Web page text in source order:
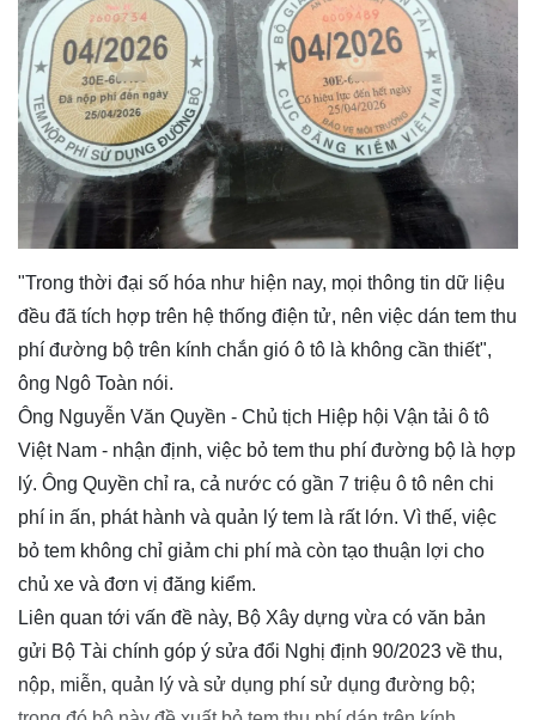
"Trong thời đại số hóa như hiện nay, mọi thông tin dữ liệu
đều đã tích hợp trên hệ thống điện tử, nên việc dán tem thu
phí đường bộ trên kính chắn gió ô tô là không cần thiết",
ông Ngô Toàn nói.
Ông Nguyễn Văn Quyền - Chủ tịch Hiệp hội Vận tải ô tô
Việt Nam - nhận định, việc bỏ tem thu phí đường bộ là hợp
lý. Ông Quyền chỉ ra, cả nước có gần 7 triệu ô tô nên chi
phí in ấn, phát hành và quản lý tem là rất lớn. Vì thế, việc
bỏ tem không chỉ giảm chi phí mà còn tạo thuận lợi cho
chủ xe và đơn vị đăng kiểm.
Liên quan tới vấn đề này, Bộ Xây dựng vừa có văn bản
gửi Bộ Tài chính góp ý sửa đổi Nghị định 90/2023 về thu,
nộp, miễn, quản lý và sử dụng phí sử dụng đường bộ;